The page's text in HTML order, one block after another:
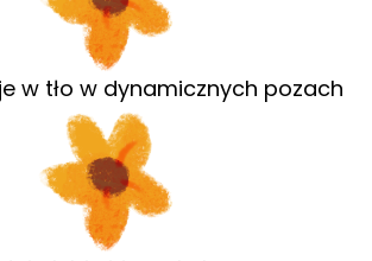
w tło w dynamicznych pozach